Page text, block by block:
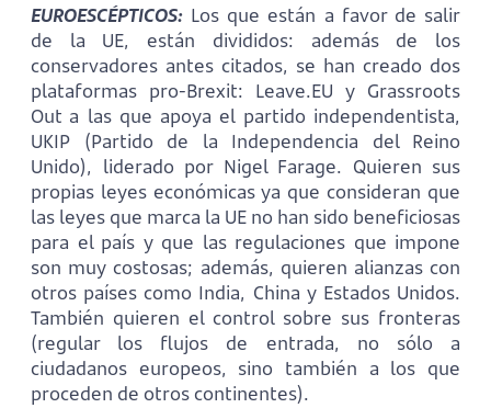
EUROESCÉPTICOS: Los que están a favor de salir
de la UE, están divididos: además de los
conservadores antes citados, se han creado dos
plataformas pro-Brexit: Leave.EU y Grassroots
Out a las que apoya el partido independentista,
UKIP (Partido de la Independencia del Reino
Unido), liderado por Nigel Farage. Quieren sus
propias leyes económicas ya que consideran que
las leyes que marca la UE no han sido beneficiosas
para el país y que las regulaciones que impone
son muy costosas; además, quieren alianzas con
otros países como India, China y Estados Unidos.
También quieren el control sobre sus fronteras
(regular los flujos de entrada, no sólo a
ciudadanos europeos, sino también a los que
proceden de otros continentes).